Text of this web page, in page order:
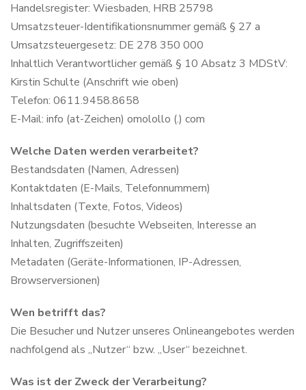
Handelsregister: Wiesbaden, HRB 25798
Umsatzsteuer-Identifikationsnummer gemäß § 27 a
Umsatzsteuergesetz: DE 278 350 000
Inhaltlich Verantwortlicher gemäß § 10 Absatz 3 MDStV:
Kirstin Schulte (Anschrift wie oben)
Telefon: 0611.9458.8658
E-Mail: info (at-Zeichen) omolollo (.) com
Welche Daten werden verarbeitet?
Bestandsdaten (Namen, Adressen)
Kontaktdaten (E-Mails, Telefonnummern)
Inhaltsdaten (Texte, Fotos, Videos)
Nutzungsdaten (besuchte Webseiten, Interesse an
Inhalten, Zugriffszeiten)
Metadaten (Geräte-Informationen, IP-Adressen,
Browserversionen)
Wen betrifft das?
Die Besucher und Nutzer unseres Onlineangebotes werden
nachfolgend als „Nutzer“ bzw. „User“ bezeichnet.
Was ist der Zweck der Verarbeitung?